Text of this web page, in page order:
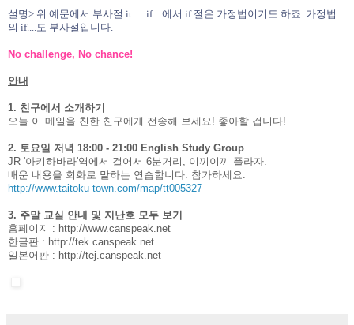
설명> 위 예문에서 부사절 it .... if... 에서 if 절은 가정법이기도 하죠. 가정법
의 if....도 부사절입니다.
No challenge, No chance!
안내
1. 친구에서 소개하기
오늘 이 메일을 친한 친구에게 전송해 보세요! 좋아할 겁니다!
2. 토요일 저녁 18:00 - 21:00 English Study Group
JR '아키하바라'역에서 걸어서 6분거리, 이끼이끼 플라자.
배운 내용을 회화로 말하는 연습합니다. 참가하세요.
http://www.taitoku-town.com/map/tt005327
3. 주말 교실 안내 및 지난호 모두 보기
홈페이지 : http://www.canspeak.net
한글판 : http://tek.canspeak.net
일본어판 : http://tej.canspeak.net